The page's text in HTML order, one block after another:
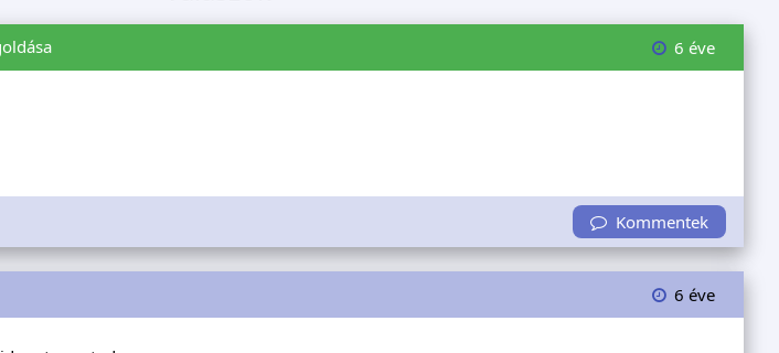
6 éve
Kommentek
6 éve